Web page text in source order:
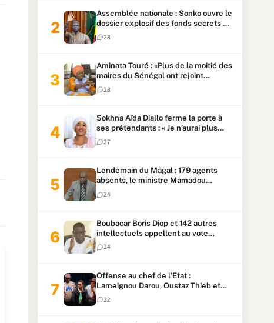
Assemblée nationale : Sonko ouvre le
dossier explosif des fonds secrets et
du patrimoine présidentiel
28
Aminata Touré : «Plus de la moitié des
maires du Sénégal ont rejoint
Kiiraay»
28
Sokhna Aïda Diallo ferme la porte à
ses prétendants : « Je n’aurai plus
jamais un autre mari »
27
Lendemain du Magal : 179 agents
absents, le ministre Mamadou
Lamine Dianté exige des explications
24
Boubacar Boris Diop et 142 autres
intellectuels appellent au vote
urgent de la révision
constitutionnelle
24
Offense au chef de l’Etat :
Lameignou Darou, Oustaz Thieb et
Ndiaye Touba lourdement
condamnés
22